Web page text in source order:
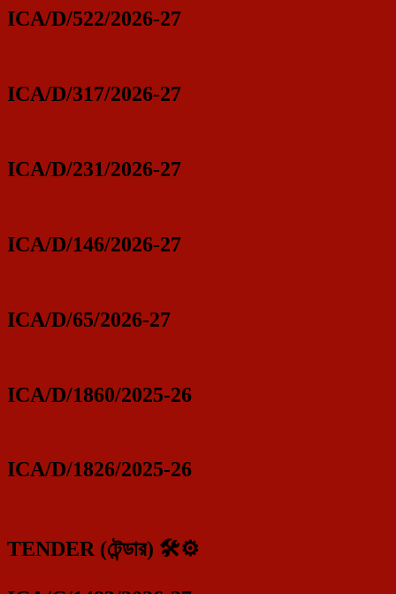
ICA/D/522/2026-27
ICA/D/317/2026-27
ICA/D/231/2026-27
ICA/D/146/2026-27
ICA/D/65/2026-27
ICA/D/1860/2025-26
ICA/D/1826/2025-26
TENDER (টেন্ডার) 🛠️⚙️